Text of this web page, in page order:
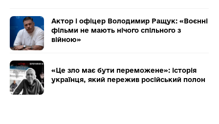
Актор і офіцер Володимир Ращук: «Воєнні
фільми не мають нічого спільного з
війною»
«Це зло має бути переможене»: історія
українця, який пережив російський полон